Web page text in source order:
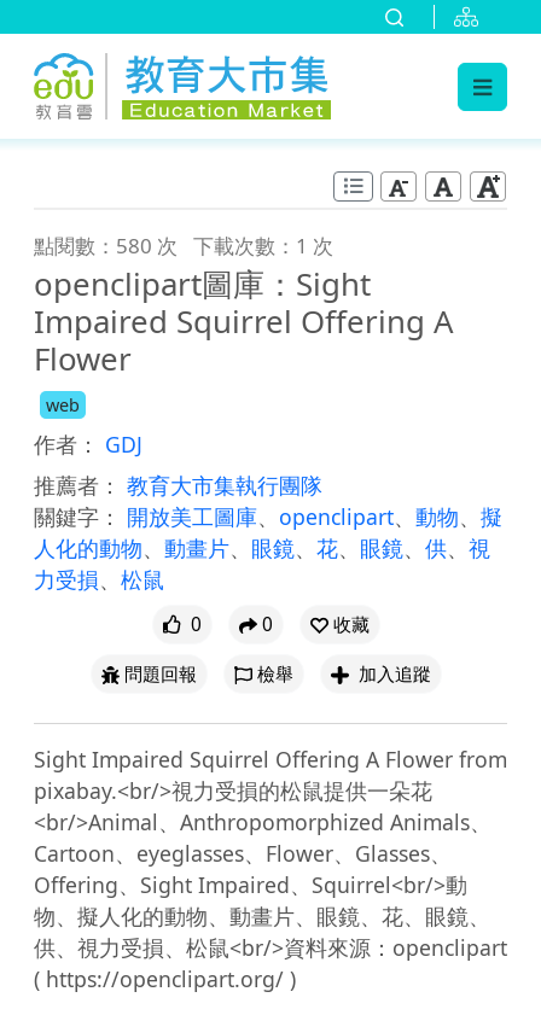
點閱數：580 次 下載次數：1 次
openclipart圖庫：Sight
Impaired Squirrel Offering A
Flower
web
作者： GDJ
推薦者： 教育大市集執行團隊
關鍵字： 開放美工圖庫、 openclipart、 動物、 擬
人化的動物、 動畫片、 眼鏡、 花、 眼鏡、 供、 視
力受損、 松鼠
0 0
收藏
問題回報
檢舉 加入追蹤
Sight Impaired Squirrel Offering A Flower from
pixabay.<br/>視力受損的松鼠提供一朵花
<br/>Animal、Anthropomorphized Animals、
Cartoon、eyeglasses、Flower、Glasses、
Offering、Sight Impaired、Squirrel<br/>動
物、擬人化的動物、動畫片、眼鏡、花、眼鏡、
供、視力受損、松鼠<br/>資料來源：openclipart